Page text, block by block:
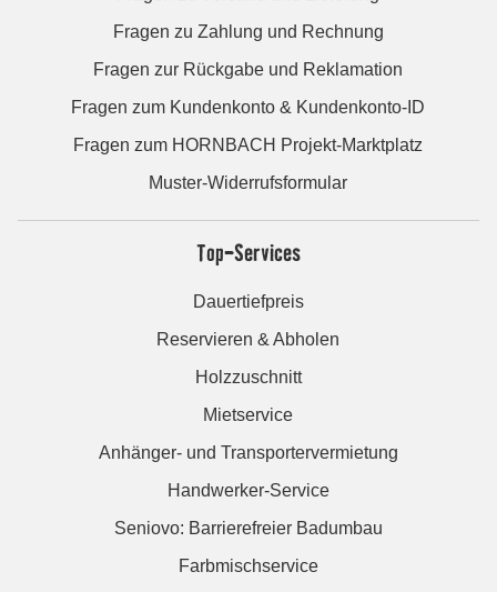
Fragen zu Zahlung und Rechnung
Fragen zur Rückgabe und Reklamation
Fragen zum Kundenkonto & Kundenkonto-ID
Fragen zum HORNBACH Projekt-Marktplatz
Muster-Widerrufsformular
Top-Services
Dauertiefpreis
Reservieren & Abholen
Holzzuschnitt
Mietservice
Anhänger- und Transportervermietung
Handwerker-Service
Seniovo: Barrierefreier Badumbau
Farbmischservice